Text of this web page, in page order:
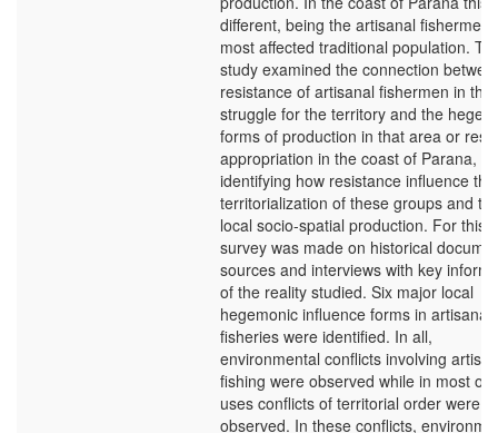
different, being the artisanal fishermen
most affected traditional population.
study examined the connection
resistance of artisanal fishermen in the
struggle for the territory and the
forms of production in that area or
appropriation in the coast of Parana,
identifying how resistance influence the
territorialization of these groups and
local socio-spatial production. For this,
survey was made on historical
sources and interviews with key
of the reality studied. Six major local
hegemonic influence forms in artisanal
fisheries were identified. In all,
environmental conflicts involving
fishing were observed while in most of
uses conflicts of territorial order were
observed. In these conflicts,